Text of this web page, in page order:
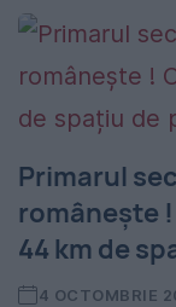
Primarul
românește
44 km de
4 OCTOMBRIE